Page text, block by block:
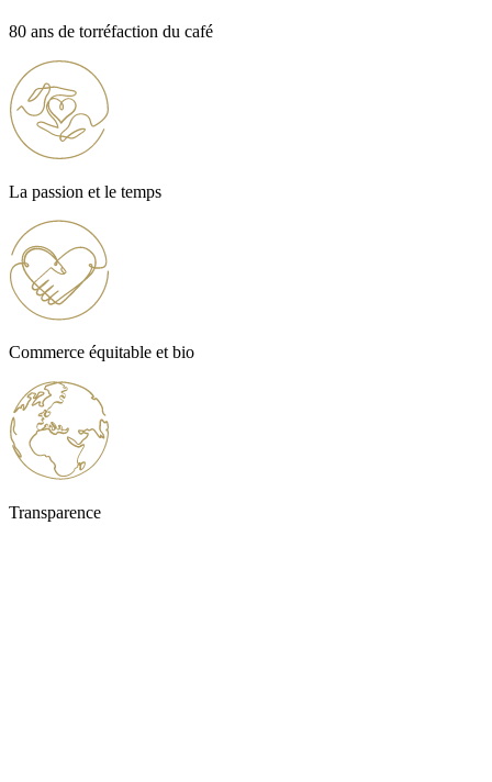
80 ans de torréfaction du café
La passion et le temps
Commerce équitable et bio
Transparence